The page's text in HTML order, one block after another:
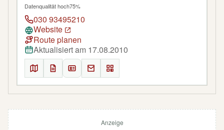
Datenqualität hoch75%
030 93495210
Website
Route planen
Aktualisiert am 17.08.2010
Anzeige